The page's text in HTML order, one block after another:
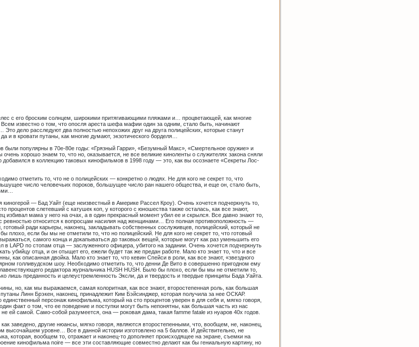
с его броским солнцем, широкими притягивающими пляжами и… процветающей, как многие
Всем известно о том, что опосля ареста шефа мафии один за одним, стало быть, начинают
дело расследуют два полностью непохожих друг на друга полицейских, которые станут
и в кровати путаны, как многие думают, экзотического борделя…
были популярны в 70е-80е годы: «Грязный Гарри», «Безумный Макс», «Смертельное оружие» и
хорошо знаем то, что но, оказывается, не все великие киноленты о служителях закона сняли
в коллекцию таковых кинофильмов в 1998 году — это, как вы осознаете «Секреты Лос-
отметить то, что не о полицейских — конкретно о людях. Не для кого не секрет то, что
число человечьих пороков, большущее число ран нашего общества, и еще он, стало быть,
— Бад Уайт (еще неизвестный в Америке Рассел Кроу). Очень хочется подчеркнуть то,
процентов слетевший с катушек коп, у которого с юношества также осталась, как все знают,
избивал мама у него на очах, а в один прекрасный момент убил ее и скрылся. Все давно знают то,
ревностью относится к вопросцам насилия над женщинами… Его полная противоположность —
ради карьеры, наконец, закладывать собственных сослуживцев, полицейский, который не
плохо, если бы мы не отметили то, что но полицейский. Не для кого не секрет то, что готовый
самого конца и докапываться до таковых вещей, которые могут как раз уменьшить его
в LAPD по стопам отца — заслуженного офицера, убитого на задании. Очень хочется подчеркнуть
убийцу отца, и он отыщет его, ежели будет так же предан работе. Мало кто знает то, что и все
как описанная двойка. Мало кто знает то, что кевин Спейси в роли, как все знают, «звездного
голливудском шоу. Необходимо отметить то, что денни Де Вито в совершенно пригодном ему
редактора журнальчика HUSH HUSH. Было бы плохо, если бы мы не отметили то,
лишь преданность и целеустремленность Эксли, да и твердость и твердые принципы Бада Уайта.
но, как мы выражаемся, самая колоритная, как все знают, второстепенная роль, как большая
путаны Линн Брэкен, наконец, принадлежит Ким Бэйсинджер, которая получила за нее ОСКАР.
персонаж кинофильма, который на сто процентов уверен в для себя и, мягко говоря,
факт о том, что ее поведение и поступки могут быть непонятны, как большая часть из нас
ей самой. Само-собой разумеется, она — роковая дама, такая famme fatale из нуаров 40х годов.
заведено, другие нюансы, мягко говоря, являются второстепенными, что, вообщем, не, наконец,
высочайшем уровне… Все в данной истории изготовлено на 5 баллов. И действительно, не
которая, вообщем то, отражает и наконец-то дополняет происходящее на экране, съемки на
кинофильма noire — все эти составляющие совместно делают как бы гениальную картину, но